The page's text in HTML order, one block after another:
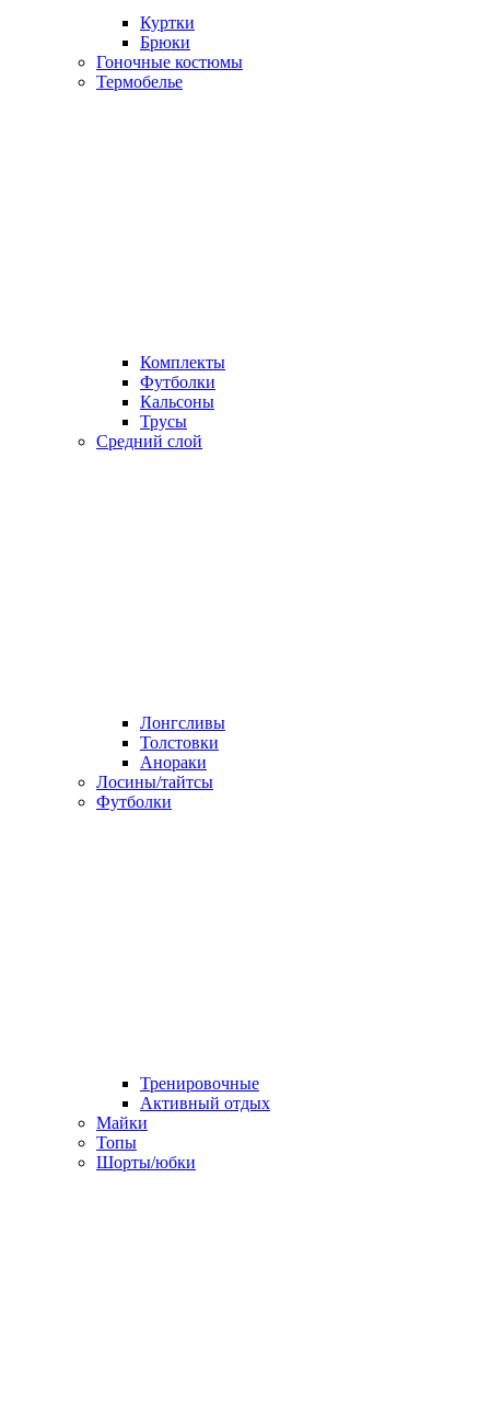
Куртки
Брюки
Гоночные костюмы
Термобелье
Комплекты
Футболки
Кальсоны
Трусы
Средний слой
Лонгсливы
Толстовки
Анораки
Лосины/тайтсы
Футболки
Тренировочные
Активный отдых
Майки
Топы
Шорты/юбки